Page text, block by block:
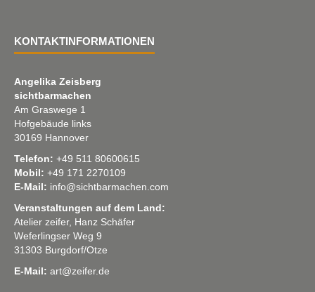
KONTAKTINFORMATIONEN
Angelika Zeisberg
sichtbarmachen
Am Graswege 1
Hofgebäude links
30169 Hannover
Telefon: +49 511 80600615
Mobil: +49 171 2270109
E-Mail: info@sichtbarmachen.com
Veranstaltungen auf dem Land:
Atelier zeifer, Hanz Schäfer
Weferlingser Weg 9
31303 Burgdorf/Otze
E-Mail: art@zeifer.de